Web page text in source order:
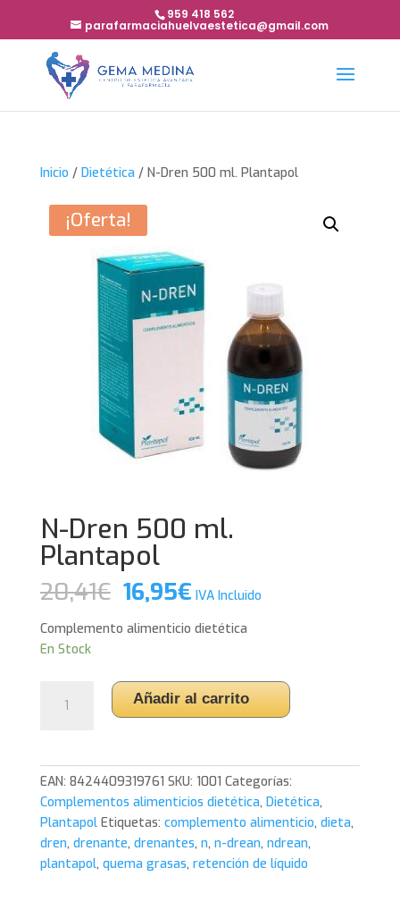
959 418 562
parafarmaciahuelvaestetica@gmail.com
Inicio / Dietética / N-Dren 500 ml. Plantapol
¡Oferta!
N-Dren 500 ml.
Plantapol
20,41€ El
precio
original
20,41€.
16,95€El
actual
16,95€.
IVA Incluido
Complemento alimenticio dietética
En Stock
Plantapol
cantidad
Añadir al carrito
EAN: 8424409319761 SKU: 1001 Categorías:
Complementos alimenticios dietética, Dietética,
Plantapol Etiquetas: complemento alimenticio, dieta,
dren, drenante, drenantes, n, n-drean, ndrean,
plantapol, quema grasas, retención de líquido